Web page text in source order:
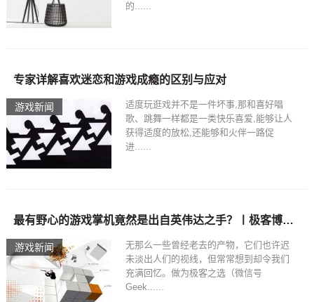
的......
游戏新闻
专家详解喜欢迷恋和游戏成瘾的区别与应对
适度玩逛戏并不是一件坏事,那和喜好唱
歌、跳舞一样都是一类快乐喜爱,能够让人
获得适度的放松,还能够和火伴一路促
进......
游戏新闻
最有野心的游戏掌机竟然是出自英伟达之手？〡极客博物馆
无那么一些曾经老去的产物，它们也许迟
未淡出人们的视线，但常常想到却令我们
充满回忆。做为极客之选（微信号
Geek......